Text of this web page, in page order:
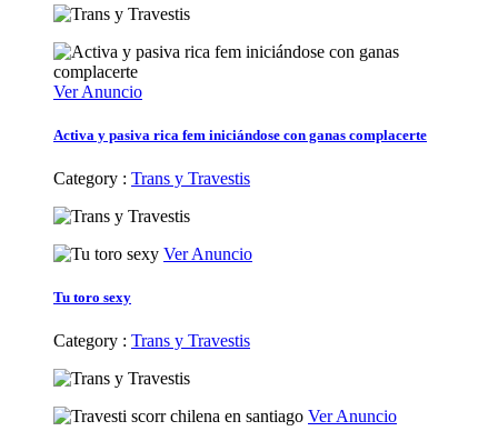
Ver Anuncio
Activa y pasiva rica fem iniciándose con ganas complacerte
Category : Trans y Travestis
Ver Anuncio
Tu toro sexy
Category : Trans y Travestis
Ver Anuncio